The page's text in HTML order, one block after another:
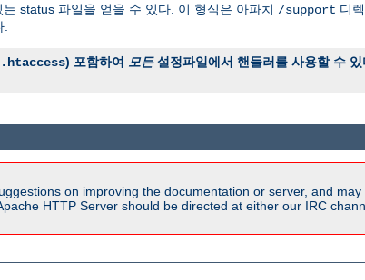
status 파일을 얻을 수 있다. 이 형식은 아파치 /support 디
.htaccess) 포함하여 모든설정파일에서 핸들러를 사용할 수 있
on improving the documentation or server, and
HTTP Server should be directed at either our IRC